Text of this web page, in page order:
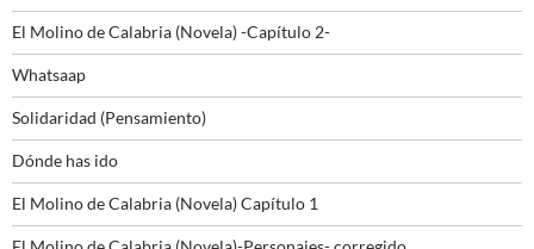
El Molino de Calabria (Novela) -Capítulo 2-
Whatsaap
Solidaridad (Pensamiento)
Dónde has ido
El Molino de Calabria (Novela) Capítulo 1